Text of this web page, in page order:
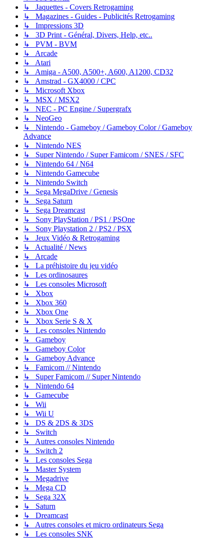
↳ Jaquettes - Covers Retrogaming
↳ Magazines - Guides - Publicités Retrogaming
↳ Impressions 3D
↳ 3D Print - Général, Divers, Help, etc..
↳ PVM - BVM
↳ Arcade
↳ Atari
↳ Amiga - A500, A500+, A600, A1200, CD32
↳ Amstrad - GX4000 / CPC
↳ Microsoft Xbox
↳ MSX / MSX2
↳ NEC - PC Engine / Supergrafx
↳ NeoGeo
↳ Nintendo - Gameboy / Gameboy Color / Gameboy
Advance
↳ Nintendo NES
↳ Super Nintendo / Super Famicom / SNES / SFC
↳ Nintendo 64 / N64
↳ Nintendo Gamecube
↳ Nintendo Switch
↳ Sega MegaDrive / Genesis
↳ Sega Saturn
↳ Sega Dreamcast
↳ Sony PlayStation / PS1 / PSOne
↳ Sony Playstation 2 / PS2 / PSX
↳ Jeux Vidéo & Retrogaming
↳ Actualité / News
↳ Arcade
↳ La préhistoire du jeu vidéo
↳ Les ordinosaures
↳ Les consoles Microsoft
↳ Xbox
↳ Xbox 360
↳ Xbox One
↳ Xbox Serie S & X
↳ Les consoles Nintendo
↳ Gameboy
↳ Gameboy Color
↳ Gameboy Advance
↳ Famicom // Nintendo
↳ Super Famicom // Super Nintendo
↳ Nintendo 64
↳ Gamecube
↳ Wii
↳ Wii U
↳ DS & 2DS & 3DS
↳ Switch
↳ Autres consoles Nintendo
↳ Switch 2
↳ Les consoles Sega
↳ Master System
↳ Megadrive
↳ Mega CD
↳ Sega 32X
↳ Saturn
↳ Dreamcast
↳ Autres consoles et micro ordinateurs Sega
↳ Les consoles SNK